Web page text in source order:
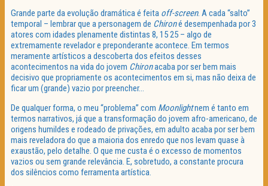
Grande parte da evolução dramática é feita off-screen. A cada “salto”
temporal – lembrar que a personagem de Chironé desempenhada por 3
atores com idades plenamente distintas 8, 15 25 – algo de
extremamente revelador e preponderante acontece. Em termos
meramente artísticos a descoberta dos efeitos desses
acontecimentos na vida do jovem Chironacaba por ser bem mais
decisivo que propriamente os acontecimentos em si, mas não deixa de
ficar um (grande) vazio por preencher…
De qualquer forma, o meu “problema” com Moonlightnem é tanto em
termos narrativos, já que a transformação do jovem afro-americano, de
origens humildes e rodeado de privações, em adulto acaba por ser bem
mais reveladora do que a maioria dos enredo que nos levam quase à
exaustão, pelo detalhe. O que me custa é o excesso de momentos
vazios ou sem grande relevância. E, sobretudo, a constante procura
dos silêncios como ferramenta artística.